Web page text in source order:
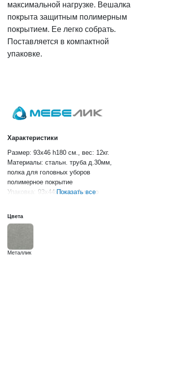
максимальной нагрузке. Вешалка
покрыта защитным полимерным
покрытием. Ее легко собрать.
Поставляется в компактной
упаковке.
Характеристики
Размер: 93х46 h180 см., вес: 12кг.
Материалы: стальн. труба д.30мм,
полка для головных уборов
полимерное покрытие
Упаковка: 93х44х8 см., 1место
Показать все
Цвета
Металлик